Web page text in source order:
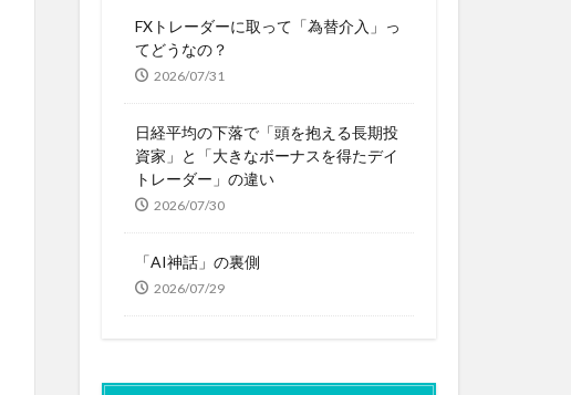
FXトレーダーに取って「為替介入」っ
てどうなの？
2026/07/31
日経平均の下落で「頭を抱える長期投
資家」と「大きなボーナスを得たデイ
トレーダー」の違い
2026/07/30
「AI神話」の裏側
2026/07/29